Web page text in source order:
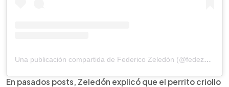
Una publicación compartida de Federico Zeledón (@fedezeledon)
En pasados posts, Zeledón explicó que el perrito criollo